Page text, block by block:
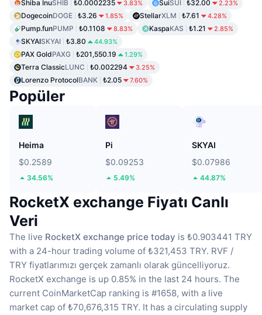
Shiba InuSHIB ₺0.0002235 3.83% SuiSUI ₺32.00 2.23%
DogecoinDOGE ₺3.26 1.85% StellarXLM ₺7.61 4.28%
Pump.funPUMP ₺0.1108 8.83% KaspaKAS ₺1.21 2.85%
SKYAISKYAI ₺3.80 44.93%
PAX GoldPAXG ₺201,550.19 1.29%
Terra ClassicLUNC ₺0.002294 3.25%
Lorenzo ProtocolBANK ₺2.05 7.60%
Popüler
Heima
$0.2589
34.56%
Pi
$0.09253
5.49%
SKYAI
$0.07986
44.87%
RocketX exchange Fiyatı Canlı
Veri
The live RocketX exchange price today is ₺0.903441 TRY
with a 24-hour trading volume of ₺321,453 TRY. RVF /
TRY fiyatlarımızı gerçek zamanlı olarak güncelliyoruz.
RocketX exchange is up 0.85% in the last 24 hours. The
current CoinMarketCap ranking is #1658, with a live
market cap of ₺70,676,315 TRY. It has a circulating supply